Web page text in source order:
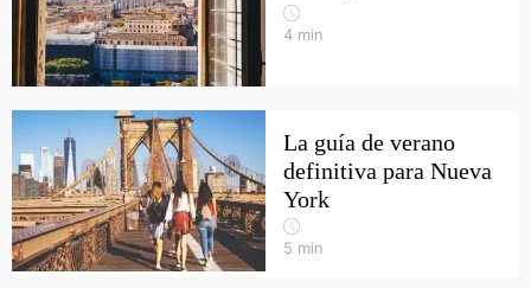
4 min
La guía de verano
definitiva para Nueva
York
5 min